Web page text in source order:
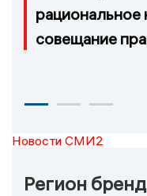
рациональное
совещание
Новости СМИ2
Регион бренд